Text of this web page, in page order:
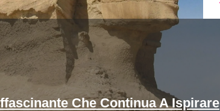
Che Continua A Ispirare